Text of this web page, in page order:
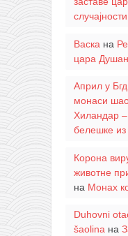
случајности
Васка на
цара
Април у
монаси
Хиландар –
белешке из
Корона
животне
на Монах
Duhovni
šaolinaна